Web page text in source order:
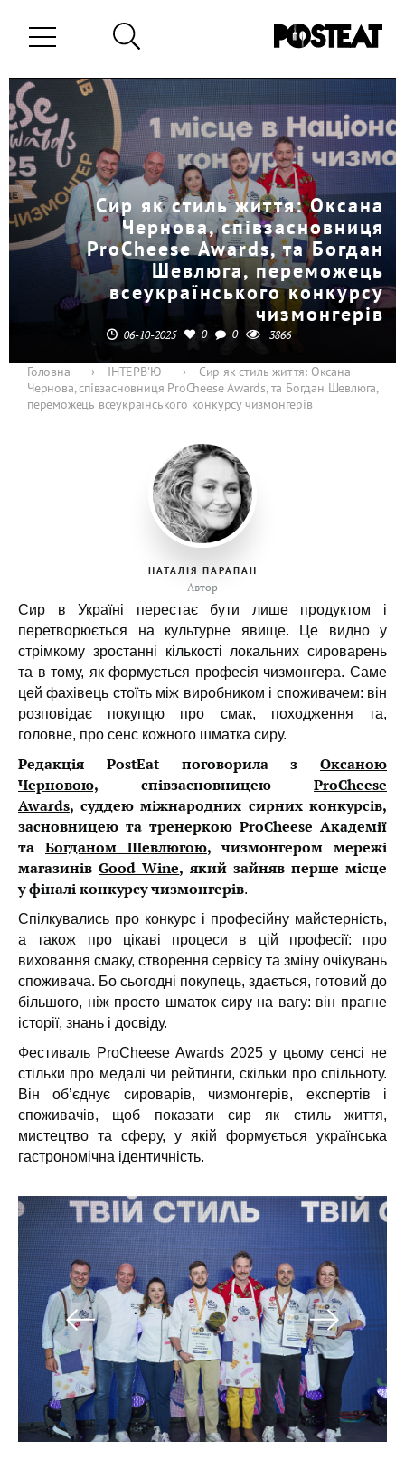
Сир як стиль життя: Оксана
Чернова, співзасновниця
ProCheese Awards, та Богдан
Шевлюга, переможець
всеукраїнського конкурсу
чизмонгерів
06-10-2025 0 0 3866
Головна › ІНТЕРВ'Ю ›
Сир як стиль життя: Оксана
Чернова, співзасновниця ProCheese Awards, та Богдан Шевлюга,
переможець всеукраїнського конкурсу чизмонгерів
НАТАЛІЯ ПАРАПАН
Автор
Сир в Україні перестає бути лише продуктом і
перетворюється на культурне явище. Це видно у
стрімкому зростанні кількості локальних сироварень
та в тому, як формується професія чизмонгера. Саме
цей фахівець стоїть між виробником і споживачем: він
розповідає покупцю про смак, походження та,
головне, про сенс кожного шматка сиру.
Редакція PostEat поговорила з Оксаною
Черновою, співзасновницею ProCheese
Awards, суддею міжнародних сирних конкурсів,
засновницею та тренеркою ProCheese Академії
та Богданом Шевлюгою, чизмонгером мережі
магазинівGood Wine, який зайняв перше місце
у фіналі конкурсу чизмонгерів.
Спілкувались про конкурс і професійну майстерність,
а також про цікаві процеси в цій професії: про
виховання смаку, створення сервісу та зміну очікувань
споживача. Бо сьогодні покупець, здається, готовий до
більшого, ніж просто шматок сиру на вагу: він прагне
історії, знань і досвіду.
Фестиваль ProCheese Awards 2025 у цьому сенсі не
стільки про медалі чи рейтинги, скільки про спільноту.
Він об’єднує сироварів, чизмонгерів, експертів і
споживачів, щоб показати сир як стиль життя,
мистецтво та сферу, у якій формується українська
гастрономічна ідентичність.